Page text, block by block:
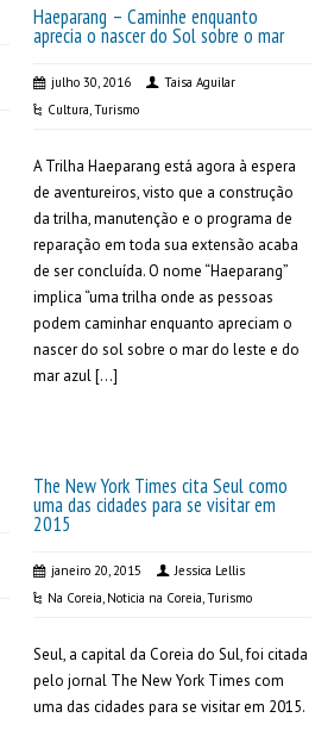
Haeparang – Caminhe enquanto
aprecia o nascer do Sol sobre o mar
julho 30, 2016
Taisa Aguilar
Cultura,Turismo
A Trilha Haeparang está agora à espera
de aventureiros, visto que a construção
da trilha, manutenção e o programa de
reparação em toda sua extensão acaba
de ser concluída. O nome “Haeparang”
implica “uma trilha onde as pessoas
podem caminhar enquanto apreciam o
nascer do sol sobre o mar do leste e do
mar azul […]
The New York Times cita Seul como
uma das cidades para se visitar em
2015
janeiro 20, 2015
Jessica Lellis
Na Coreia, Noticia na Coreia,Turismo
Seul, a capital da Coreia do Sul, foi citada
pelo jornal The New York Times com
uma das cidades para se visitar em 2015.